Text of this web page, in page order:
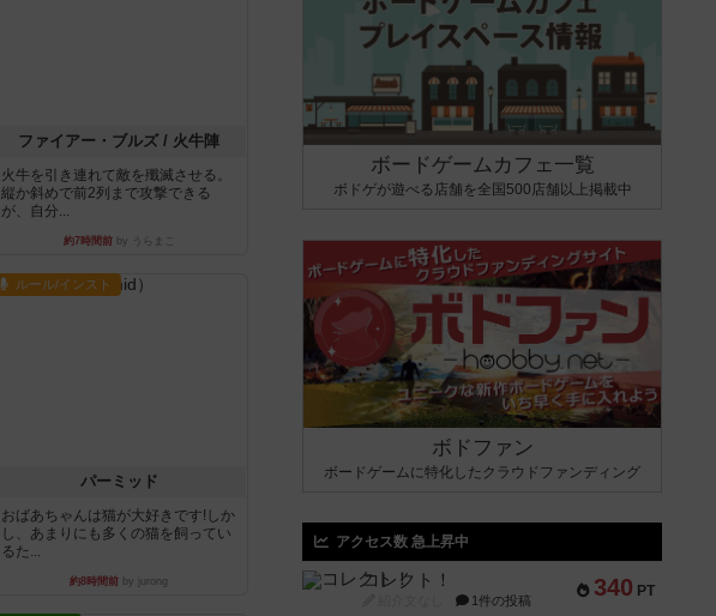
ファイアー・ブルズ / 火牛陣
火牛を引き連れて敵を殲滅させる。
縦か斜めで前2列まで攻撃できる
が、自分...
約7時間前by うらまこ
ルール/インスト
パーミッド
おばあちゃんは猫が大好きです!しか
し、あまりにも多くの猫を飼ってい
るた...
約8時間前 by jurong
ボードゲームカフェ一覧
ボドゲが遊べる店舗を全国500店舗以上掲載中
ボドファン
ボードゲームに特化したクラウドファンディング
アクセス数 急上昇中
340 PT
コレクト！
1件の投稿